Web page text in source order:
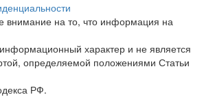
на то, что информация на
характер и не является
определяемой положениями Статьи
РФ.